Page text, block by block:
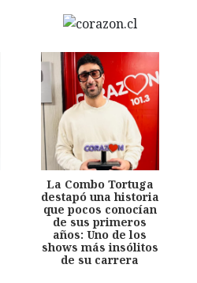
La Combo Tortuga
destapó una historia
que pocos conocían
de sus primeros
años: Uno de los
shows más insólitos
de su carrera